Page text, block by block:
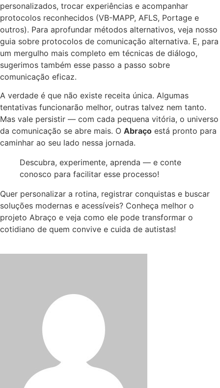
personalizados, trocar experiências e acompanhar
protocolos reconhecidos (VB-MAPP, AFLS, Portage e
outros). Para aprofundar métodos alternativos, veja nosso
guia sobre protocolos de comunicação alternativa. E, para
um mergulho mais completo em técnicas de diálogo,
sugerimos também esse passo a passo sobre
comunicação eficaz.
A verdade é que não existe receita única. Algumas
tentativas funcionarão melhor, outras talvez nem tanto.
Mas vale persistir — com cada pequena vitória, o universo
da comunicação se abre mais. O Abraço está pronto para
caminhar ao seu lado nessa jornada.
Descubra, experimente, aprenda — e conte
conosco para facilitar esse processo!
Quer personalizar a rotina, registrar conquistas e buscar
soluções modernas e acessíveis? Conheça melhor o
projeto Abraço e veja como ele pode transformar o
cotidiano de quem convive e cuida de autistas!